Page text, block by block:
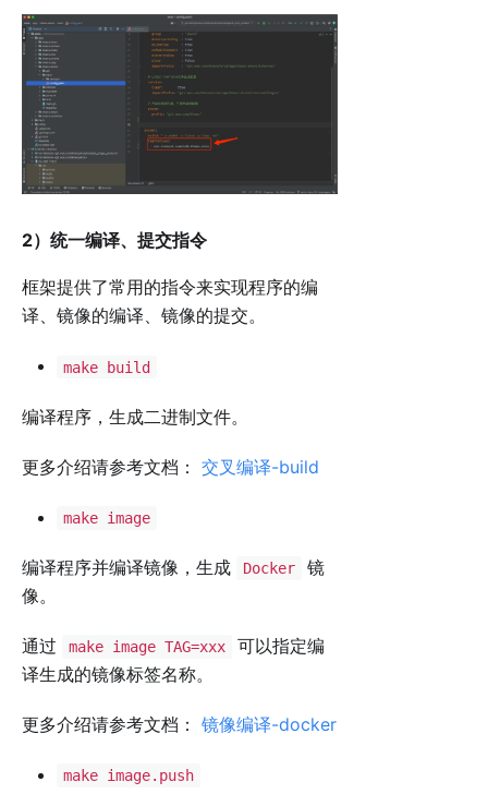
2）统一编译、提交指令
框架提供了常用的指令来实现程序的编
译、镜像的编译、镜像的提交。
make build
编译程序，生成二进制文件。
更多介绍请参考文档： 交叉编译-build
make image
编译程序并编译镜像，生成 Docker
镜
像。
通过 make image TAG=xxx
可以指定编
译生成的镜像标签名称。
更多介绍请参考文档： 镜像编译-docker
make image.push